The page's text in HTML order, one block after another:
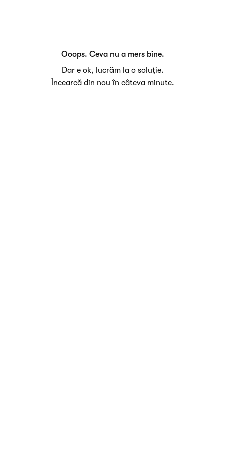
Ooops. Ceva nu a mers bine.
Dar e ok, lucrăm la o soluție.
Încearcă din nou în câteva minute.